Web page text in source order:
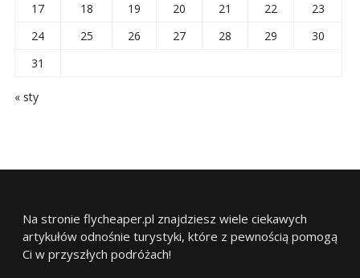
17
18 19 20 21 22
23
24
25 26 27 28 29
30
31
« sty
Na stronie flycheaper.pl znajdziesz wiele ciekawych
artykułów odnośnie turystyki, które z pewnością pomogą
Ci w przyszłych podróżach!